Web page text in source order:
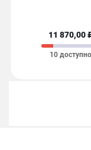
11 870,00
10 доступно